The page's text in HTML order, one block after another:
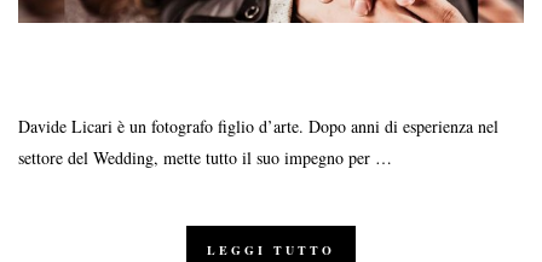
Davide Licari è un fotografo figlio d’arte. Dopo anni di esperienza nel
settore del Wedding, mette tutto il suo impegno per …
LEGGI TUTTO